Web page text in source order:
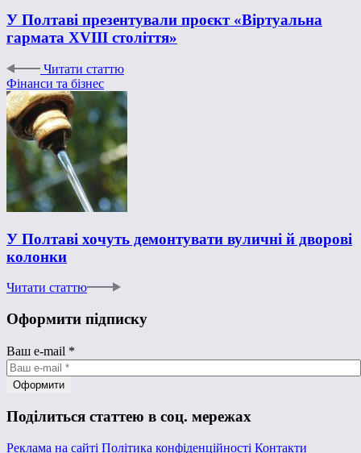
У Полтаві презентували проєкт «Віртуальна
гармата XVIII століття»
Читати статтю
Фінанси та бізнес
У Полтаві хочуть демонтувати вуличні й дворові
колонки
Читати статтю
Оформити підписку
Ваш e-mail *
Поділиться статтею в соц. мережах
Реклама на сайті Політика конфіденційності Контакти